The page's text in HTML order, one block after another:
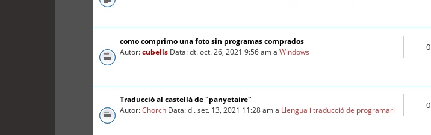
como comprimo una foto sin programas comprados
Autor:cubells Data: dt. oct. 26, 2021 9:56 am aWindows 0
Traducció al castellà de "panyetaire"
Autor:Chorch Data: dl. set. 13, 2021 11:28 am a Llengua i traducció de programari 0